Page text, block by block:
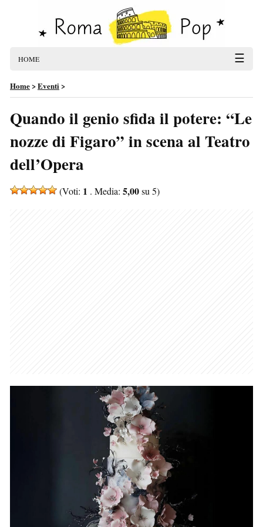
HOME ☰
Home>Eventi>
Quando il genio sfida il potere: “Le
nozze di Figaro” in scena al Teatro
dell’Opera
(Voti: 1 . Media: 5,00su 5)